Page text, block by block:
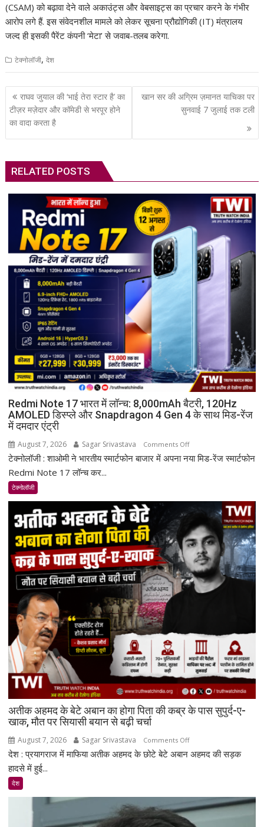
(CSAM) को बढ़ावा देने वाले अकाउंट्स और वेबसाइट्स का प्रचार करने के गंभीर
आरोप लगे हैं. इस संवेदनशील मामले को लेकर सूचना प्रौद्योगिकी (IT) मंत्रालय
जल्द ही इसकी पैरेंट कंपनी ‘मेटा’ से जवाब-तलब करेगा.
टेक्नोलॉजी,देश
Post
navigation
राघव जुयाल की ‘भाई तेरा स्टार है’ का
टीज़र मज़ेदार और कॉमेडी से भरपूर होने
का वादा करता है
खान सर की अग्रिम ज़मानत याचिका पर
सुनवाई 7 जुलाई तक टली
RELATED POSTS
Redmi Note 17 भारत में लॉन्च: 8,000mAh बैटरी, 120Hz
AMOLED डिस्प्ले और Snapdragon 4 Gen 4 के साथ मिड-रेंज
में दमदार एंट्री
August 7, 2026 Sagar Srivastava Comments Offon
Redmi
में
8,000mAh
बैटरी,
120Hz
AMOLED
डिस्प्ले
Gen
के
साथ
मिड-
रेंज
में
एंट्री
टेक्नोलॉजी : शाओमी ने भारतीय स्मार्टफोन बाजार में अपना नया मिड-रेंज स्मार्टफोन
Redmi Note 17 लॉन्च कर...
टेक्नोलॉजी
अतीक अहमद के बेटे अबान का होगा पिता की कब्र के पास सुपुर्द-ए-
खाक, मौत पर सियासी बयान से बढ़ी चर्चा
August 7, 2026 Sagar Srivastava Comments Offon
अतीक
अबान
देश : प्रयागराज में माफिया अतीक अहमद के छोटे बेटे अबान अहमद की सड़क
हादसे में हुई...
देश